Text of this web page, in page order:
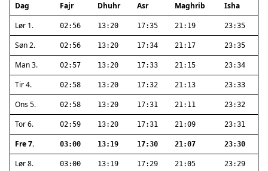
Dag Fajr Dhuhr Asr Maghrib
Isha
Lør 1.
02:56 13:20 17:35 21:19 23:35
Søn 2. 02:56 13:20 17:34 21:17 23:35
Man 3. 02:57 13:20 17:33 21:15 23:34
Tir 4. 02:58 13:20 17:32 21:13 23:33
Ons 5. 02:58 13:20 17:31 21:11 23:32
Tor 6. 02:59 13:20 17:31 21:09 23:31
Fre 7. 03:00 13:19 17:30 21:07 23:30
Lør 8. 03:00 13:19 17:29 21:05 23:29